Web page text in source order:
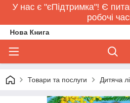
У нас є "єПідтримка"! Є
робочі
Нова Книга
Товари та послуги Дитяча